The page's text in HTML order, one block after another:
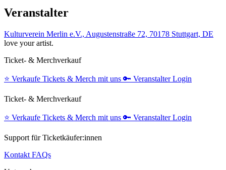
Veranstalter
Kulturverein Merlin e.V., Augustenstraße 72, 70178 Stuttgart, DE
love your artist.
Ticket- & Merchverkauf
⭐️ Verkaufe Tickets & Merch mit uns 🔑 Veranstalter Login
Ticket- & Merchverkauf
⭐️ Verkaufe Tickets & Merch mit uns 🔑 Veranstalter Login
Support für Ticketkäufer:innen
Kontakt FAQs